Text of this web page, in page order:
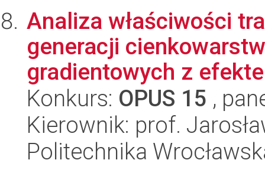
Analiza właściwości
generacji
gradientowych z
Konkurs: OPUS 15 ,
Kierownik: prof.
Politechnika